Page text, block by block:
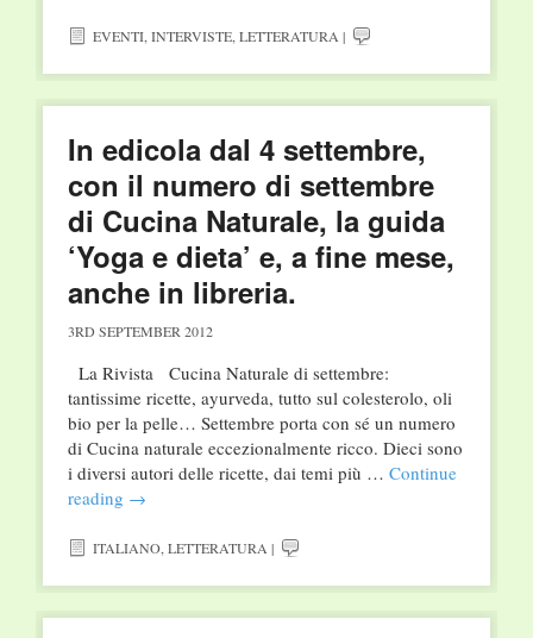
EVENTI,INTERVISTE,LETTERATURA |
In edicola dal 4 settembre,
con il numero di settembre
di Cucina Naturale, la guida
‘Yoga e dieta’ e, a fine mese,
anche in libreria.
3RD SEPTEMBER 2012
La Rivista Cucina Naturale di settembre:
tantissime ricette, ayurveda, tutto sul colesterolo, oli
bio per la pelle… Settembre porta con sé un numero
di Cucina naturale eccezionalmente ricco. Dieci sono
i diversi autori delle ricette, dai temi più … Continue
reading →
ITALIANO, LETTERATURA |